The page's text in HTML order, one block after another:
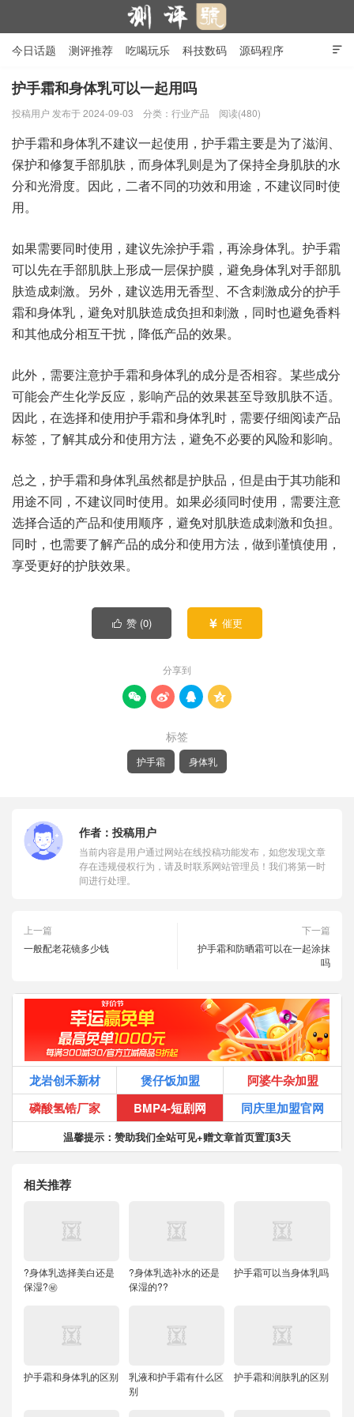

今日话题 测评推荐 吃喝玩乐 科技数码 源码程序
行业产品 在线投稿 隐私政策
护手霜和身体乳可以一起用吗
投稿用户 发布于 2024-09-03 分类： 行业产品 阅读(480)
护手霜和身体乳不建议一起使用，护手霜主要是为了滋润、
保护和修复手部肌肤，而身体乳则是为了保持全身肌肤的水
分和光滑度。因此，二者不同的功效和用途，不建议同时使
用。
如果需要同时使用，建议先涂护手霜，再涂身体乳。护手霜
可以先在手部肌肤上形成一层保护膜，避免身体乳对手部肌
肤造成刺激。另外，建议选用无香型、不含刺激成分的护手
霜和身体乳，避免对肌肤造成负担和刺激，同时也避免香料
和其他成分相互干扰，降低产品的效果。
此外，需要注意护手霜和身体乳的成分是否相容。某些成分
可能会产生化学反应，影响产品的效果甚至导致肌肤不适。
因此，在选择和使用护手霜和身体乳时，需要仔细阅读产品
标签，了解其成分和使用方法，避免不必要的风险和影响。
总之，护手霜和身体乳虽然都是护肤品，但是由于其功能和
用途不同，不建议同时使用。如果必须同时使用，需要注意
选择合适的产品和使用顺序，避免对肌肤造成刺激和负担。
同时，也需要了解产品的成分和使用方法，做到谨慎使用，
享受更好的护肤效果。
 赞 (0)  催更
分享到
   
标签
护手霜 身体乳
作者： 投稿用户
当前内容是用户通过网站在线投稿功能发布，如您发现文章
存在违规侵权行为，请及时联系网站管理员！我们将第一时
间进行处理。
上一篇
一般配老花镜多少钱
下一篇
护手霜和防晒霜可以在一起涂抹
吗
龙岩创禾新材 煲仔饭加盟
阿婆牛杂加盟
磷酸氢锆厂家
BMP4-短剧网 同庆里加盟官网
温馨提示：赞助我们全站可见+赠文章首页置顶3天
相关推荐
?身体乳选择美白还是
保湿?㊙️
?身体乳选补水的还是
保湿的??
护手霜可以当身体乳吗
护手霜和身体乳的区别
乳液和护手霜有什么区
别
护手霜和润肤乳的区别